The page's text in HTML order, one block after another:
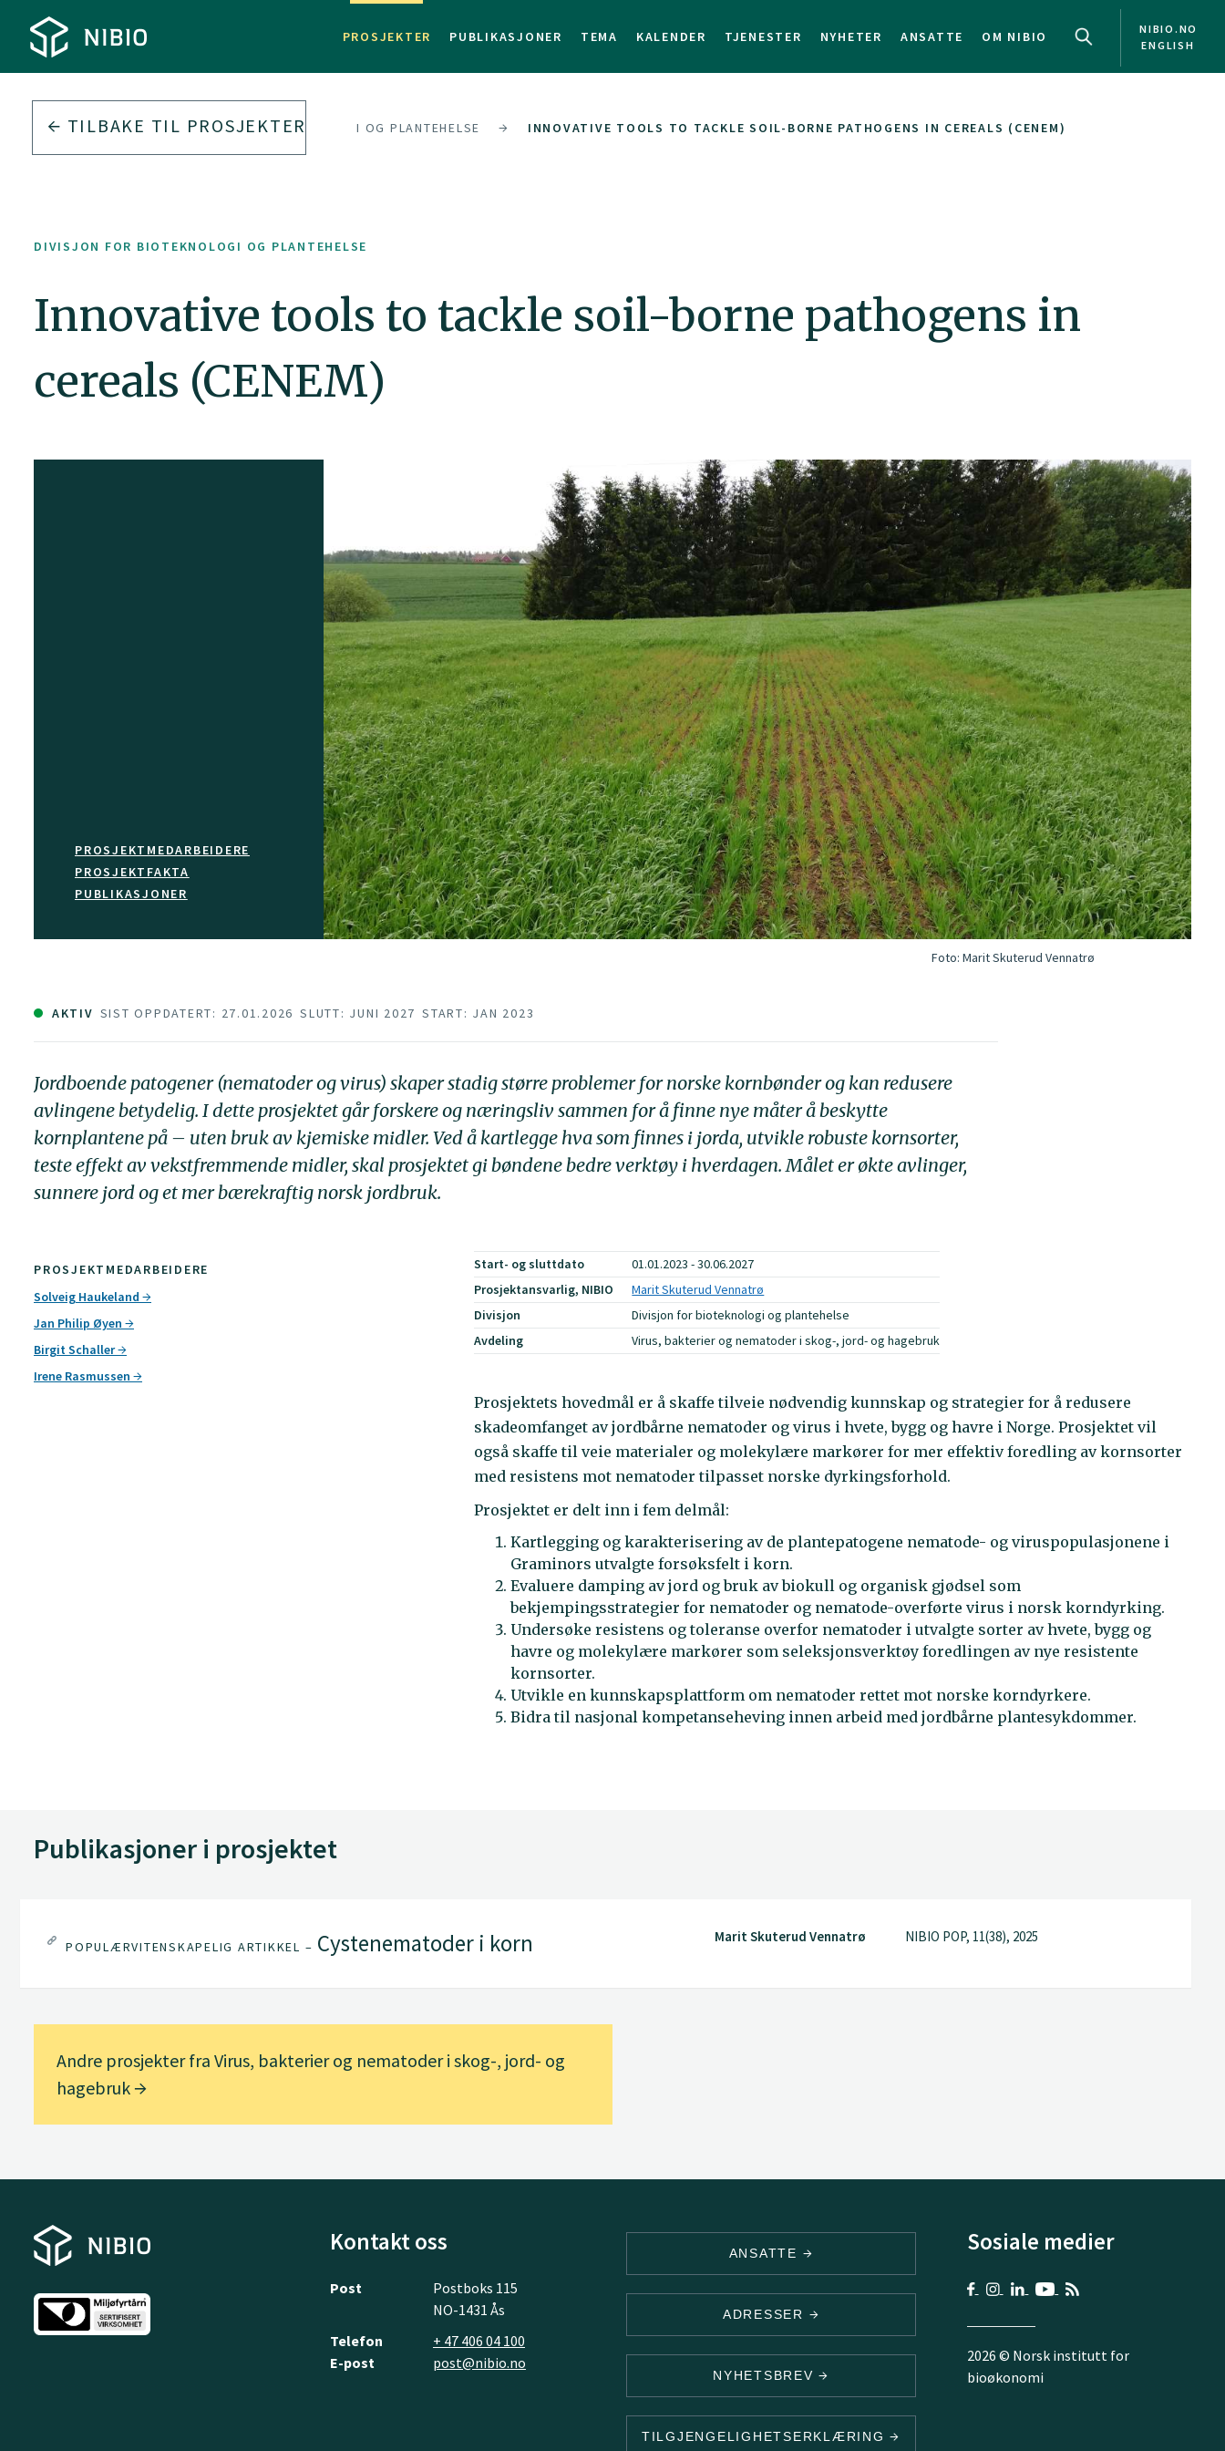
PROSJEKTER PUBLIKASJONER TEMA KALENDER TJENESTER NYHETER ANSATTE OM NIBIO
NIBIO.NO
ENGLISH
TILBAKE TIL PROSJEKTER
DIVISJON FOR BIOTEKNOLOGI OG PLANTEHELSE INNOVATIVE TOOLS TO TACKLE SOIL-BORNE PATHOGENS IN CEREALS (CENEM)
DIVISJON FOR BIOTEKNOLOGI OG PLANTEHELSE
Innovative tools to tackle soil-borne pathogens in
cereals (CENEM)
PROSJEKTMEDARBEIDERE
PROSJEKTFAKTA
PUBLIKASJONER
Foto:Marit Skuterud Vennatrø
AKTIV SIST OPPDATERT: 27.01.2026 SLUTT: JUNI 2027 START: JAN 2023
Jordboende patogener (nematoder og virus) skaper stadig større problemer for norske kornbønder og kan redusere
avlingene betydelig. I dette prosjektet går forskere og næringsliv sammen for å finne nye måter å beskytte
kornplantene på – uten bruk av kjemiske midler. Ved å kartlegge hva som finnes i jorda, utvikle robuste kornsorter,
teste effekt av vekstfremmende midler, skal prosjektet gi bøndene bedre verktøy i hverdagen. Målet er økte avlinger,
sunnere jord og et mer bærekraftig norsk jordbruk.
PROSJEKTMEDARBEIDERE
Solveig Haukeland
Jan Philip Øyen
Birgit Schaller
Irene Rasmussen
Start- og sluttdato
01.01.2023 - 30.06.2027
Prosjektansvarlig, NIBIO
Marit Skuterud Vennatrø
Divisjon
Divisjon for bioteknologi og plantehelse
Avdeling
Virus, bakterier og nematoder i skog-, jord- og hagebruk
Prosjektets hovedmål er å skaffe tilveie nødvendig kunnskap og strategier for å redusere
skadeomfanget av jordbårne nematoder og virus i hvete, bygg og havre i Norge. Prosjektet vil
også skaffe til veie materialer og molekylære markører for mer effektiv foredling av kornsorter
med resistens mot nematoder tilpasset norske dyrkingsforhold.
Prosjektet er delt inn i fem delmål:
Kartlegging og karakterisering av de plantepatogene nematode- og viruspopulasjonene i
Graminors utvalgte forsøksfelt i korn.
Evaluere damping av jord og bruk av biokull og organisk gjødsel som
bekjempingsstrategier for nematoder og nematode-overførte virus i norsk korndyrking.
Undersøke resistens og toleranse overfor nematoder i utvalgte sorter av hvete, bygg og
havre og molekylære markører som seleksjonsverktøy foredlingen av nye resistente
kornsorter.
Utvikle en kunnskapsplattform om nematoder rettet mot norske korndyrkere.
Bidra til nasjonal kompetanseheving innen arbeid med jordbårne plantesykdommer.
Publikasjoner i prosjektet
POPULÆRVITENSKAPELIG ARTIKKEL – Cystenematoder i korn Marit Skuterud Vennatrø NIBIO POP, 11(38), 2025
Andre prosjekter fra Virus, bakterier og nematoder i skog-, jord- og
hagebruk
Kontakt oss
Post
Postboks 115
NO-1431 Ås
Telefon
+ 47 406 04 100
E-post
post@nibio.no
ANSATTE
ADRESSER
NYHETSBREV
TILGJENGELIGHETSERKLÆRING
Sosiale medier
2026 © Norsk institutt for
bioøkonomi